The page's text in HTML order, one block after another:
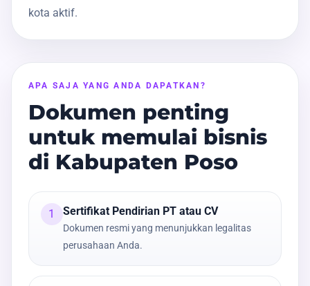
kota aktif.
APA SAJA YANG ANDA DAPATKAN?
Dokumen penting
untuk memulai bisnis
di Kabupaten Poso
1 Sertifikat Pendirian PT atau CV
Dokumen resmi yang menunjukkan legalitas
perusahaan Anda.